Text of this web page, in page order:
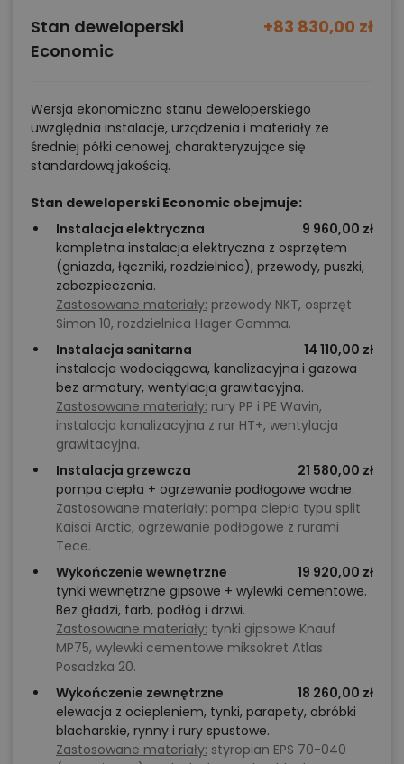
Stan deweloperski
Economic
+83 830,00 zł
Wersja ekonomiczna stanu deweloperskiego
uwzględnia instalacje, urządzenia i materiały ze
średniej półki cenowej, charakteryzujące się
standardową jakością.
Stan deweloperski Economic obejmuje:
Instalacja elektryczna
9 960,00 zł
kompletna instalacja elektryczna z osprzętem
(gniazda, łączniki, rozdzielnica), przewody, puszki,
zabezpieczenia.
Zastosowane materiały: przewody NKT, osprzęt
Simon 10, rozdzielnica Hager Gamma.
Instalacja sanitarna
14 110,00 zł
instalacja wodociągowa, kanalizacyjna i gazowa
bez armatury, wentylacja grawitacyjna.
Zastosowane materiały: rury PP i PE Wavin,
instalacja kanalizacyjna z rur HT+, wentylacja
grawitacyjna.
Instalacja grzewcza
21 580,00 zł
pompa ciepła + ogrzewanie podłogowe wodne.
Zastosowane materiały: pompa ciepła typu split
Kaisai Arctic, ogrzewanie podłogowe z rurami
Tece.
Wykończenie wewnętrzne
19 920,00 zł
tynki wewnętrzne gipsowe + wylewki cementowe.
Bez gładzi, farb, podłóg i drzwi.
Zastosowane materiały: tynki gipsowe Knauf
MP75, wylewki cementowe miksokret Atlas
Posadzka 20.
Wykończenie zewnętrzne
18 260,00 zł
elewacja z ociepleniem, tynki, parapety, obróbki
blacharskie, rynny i rury spustowe.
Zastosowane materiały: styropian EPS 70-040